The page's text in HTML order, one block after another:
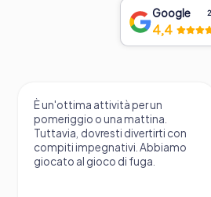
Google
4,4
È un'ottima attività per un
pomeriggio o una mattina.
Tuttavia, dovresti divertirti con
compiti impegnativi. Abbiamo
giocato al gioco di fuga.